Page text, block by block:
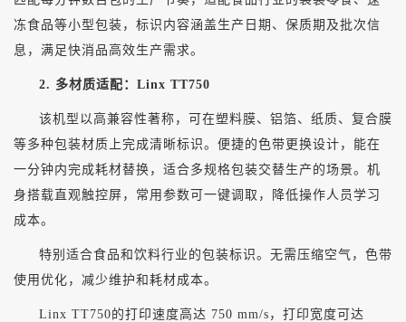
冻食品等小型包装，标识内容涵盖生产日期、保质期及批次信
息，满足快消品高效生产需求。
2. 多材质适配：Linx TT750
该机型以高兼容性著称，可在塑料膜、铝箔、纸质、复合膜
等多种包装材质上完成清晰标识。便捷的色带更换设计，能在
一分钟内完成耗材替换，适合多规格包装交替生产的场景。机
身搭载直观触控屏，常用参数可一键调取，降低操作人员学习
成本。
特别适合食品和饮料行业的包装标识。无需压缩空气，色带
使用优化，减少维护和耗材成本。
Linx TT750的打印速度高达 750 mm/s，打印宽度可达